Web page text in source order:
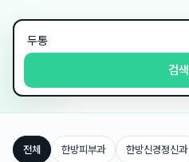
검색
전체 한방피부과 한방신경정신과